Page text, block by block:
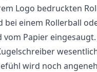
Logo bedruckten
einem Rollerball
Papier
wird noch